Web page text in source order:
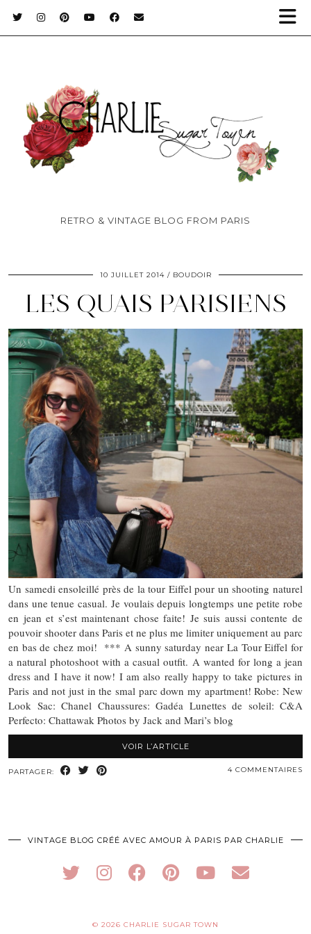
RETRO & VINTAGE BLOG FROM PARIS
10 JUILLET 2014 BOUDOIR
LES QUAIS PARISIENS
Un samedi ensoleillé près de la tour Eiffel pour un shooting naturel
dans une tenue casual. Je voulais depuis longtemps une petite robe
en jean et s’est maintenant chose faite! Je suis aussi contente de
pouvoir shooter dans Paris et ne plus me limiter uniquement au parc
en bas de chez moi! *** A sunny saturday near La Tour Eiffel for
a natural photoshoot with a casual outfit. A wanted for long a jean
dress and I have it now! I am also really happy to take pictures in
Paris and not just in the smal parc down my apartment! Robe: New
Look Sac: Chanel Chaussures: Gadéa Lunettes de soleil: C&A
Perfecto: Chattawak Photos by Jack and Mari’s blog
VOIR L’ARTICLE
PARTAGER: 4 COMMENTAIRES
VINTAGE BLOG CRÉÉ AVEC AMOUR À PARIS PAR CHARLIE
© 2026 CHARLIE SUGAR TOWN